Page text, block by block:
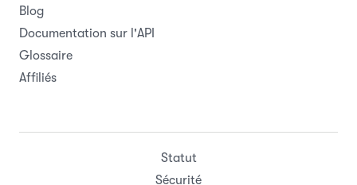
Blog
Documentation sur l'API
Glossaire
Affiliés
Statut
Sécurité